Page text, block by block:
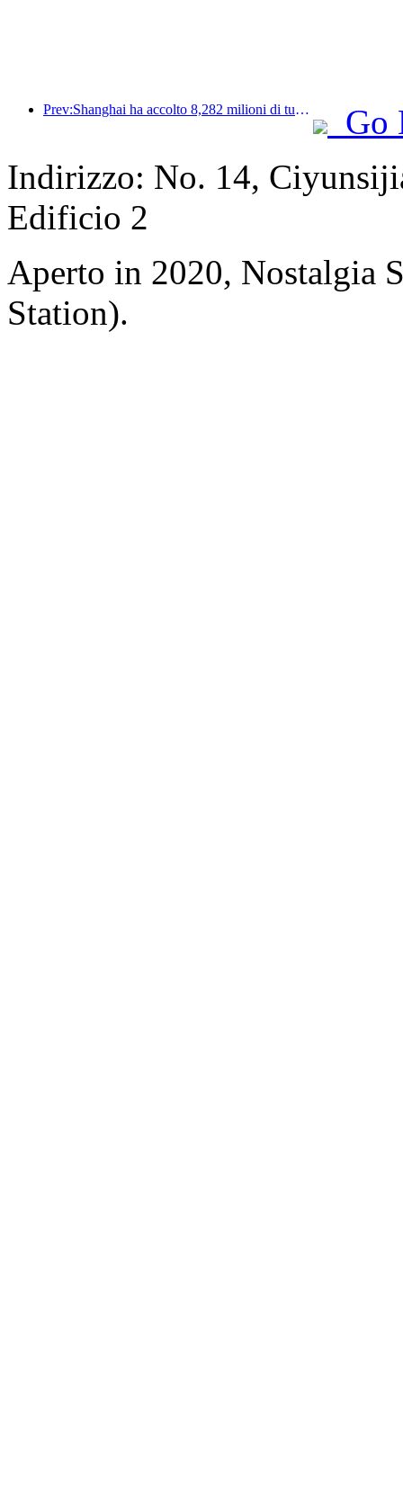
Prev:Shanghai ha accolto 8,282 milioni di turisti nei primi 11 mesi dell'anno, superando le aspettative iniziali.
Go
Indirizzo: No. 14,
Edificio 2
Aperto in 2020, Nostalgia
Station).